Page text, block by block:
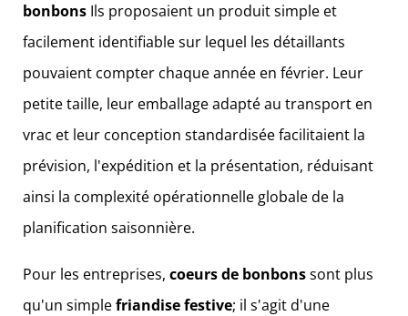
bonbons Ils proposaient un produit simple et
facilement identifiable sur lequel les détaillants
pouvaient compter chaque année en février. Leur
petite taille, leur emballage adapté au transport en
vrac et leur conception standardisée facilitaient la
prévision, l'expédition et la présentation, réduisant
ainsi la complexité opérationnelle globale de la
planification saisonnière.
Pour les entreprises, coeurs de bonbonssont plus
qu'un simplefriandise festive; il s'agit d'une